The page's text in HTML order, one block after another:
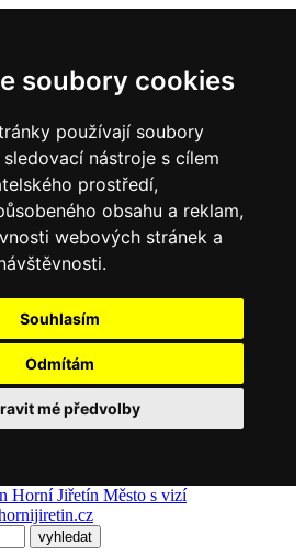
soubory cookies
používají soubory
nástroje s cílem
prostředí,
obsahu a reklam,
webových stránek a
Souhlasím
Odmítám
mé předvolby
Horní Jiřetín Město s vizí